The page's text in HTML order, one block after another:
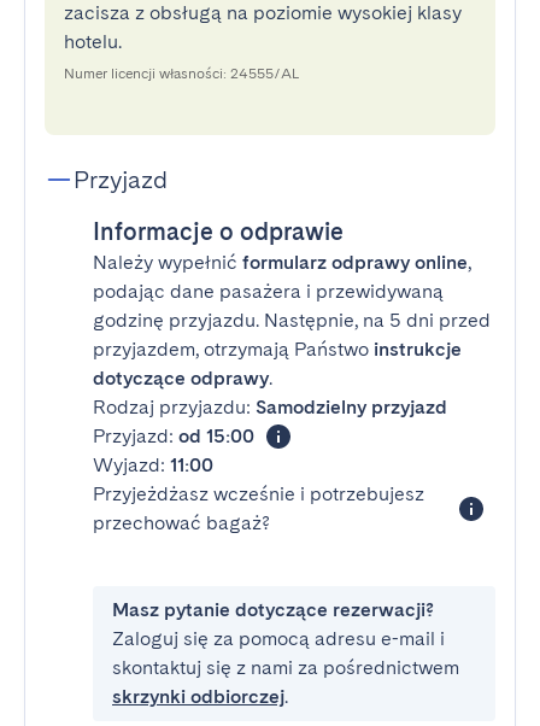
zacisza z obsługą na poziomie wysokiej klasy
hotelu.
Numer licencji własności: 24555/AL
Przyjazd
Informacje o odprawie
Należy wypełnić formularz odprawy online,
podając dane pasażera i przewidywaną
godzinę przyjazdu. Następnie, na 5 dni przed
przyjazdem, otrzymają Państwo instrukcje
dotyczące odprawy.
Rodzaj przyjazdu: Samodzielny przyjazd
Przyjazd: od 15:00
Wyjazd: 11:00
Przyjeżdżasz wcześnie i potrzebujesz
przechować bagaż?
Masz pytanie dotyczące rezerwacji?
Zaloguj się za pomocą adresu e-mail i
skontaktuj się z nami za pośrednictwem
skrzynki odbiorczej.